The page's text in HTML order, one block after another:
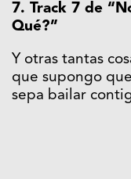
7. Track 7 de
Qué?”
Y otras tantas
que supongo
sepa bailar